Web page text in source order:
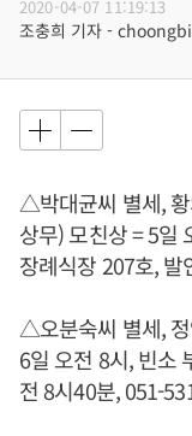
2020-04-07 11:19:13
조충희 기자 -
△박대균씨 별세,
상무) 모친상 = 5일
장례식장 207호,
△오분숙씨 별세,
6일 오전 8시, 빈소
전 8시40분, 051-